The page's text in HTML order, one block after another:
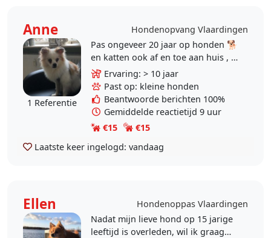
Anne Hondenopvang Vlaardingen
1 Referentie
Pas ongeveer 20 jaar op honden 🐕
en katten ook af en toe aan huis , ik
hou van alle dieren 🐶 honden die
erg aan de riem trekken liever niet..
Ervaring: > 10 jaar
Past op: kleine honden
Beantwoorde berichten 100%
Gemiddelde reactietijd 9 uur
€15
€15
Laatste keer ingelogd: vandaag
Ellen
Hondenoppas Vlaardingen
Nadat mijn lieve hond op 15 jarige
leeftijd is overleden, wil ik graag